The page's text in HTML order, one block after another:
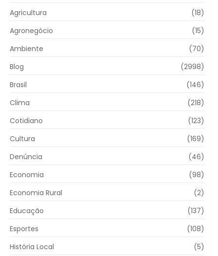
Agricultura
(18)
Agronegócio
(15)
Ambiente
(70)
Blog
(2998)
Brasil
(146)
Clima
(218)
Cotidiano
(123)
Cultura
(169)
Denúncia
(46)
Economia
(98)
Economia Rural
(2)
Educação
(137)
Esportes
(108)
História Local
(5)